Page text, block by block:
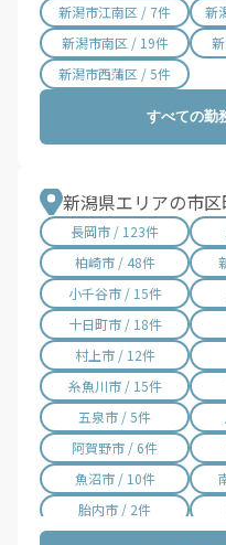
新潟市江南区 / 7件
新
新潟市南区 / 19件
新潟市西蒲区 / 5件
すべての勤
新潟県エリアの市
長岡市 / 123件
柏崎市 / 48件
小千谷市 / 15件
十日町市 / 18件
村上市 / 12件
糸魚川市 / 15件
五泉市 / 5件
阿賀野市 / 6件
魚沼市 / 10件
胎内市 / 2件